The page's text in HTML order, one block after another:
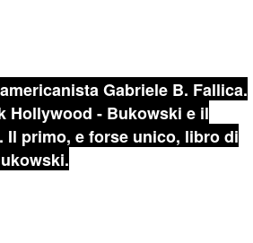
Gabriele B. Fallica.
Hollywood - Bukowski e il
Il primo, e forse unico, libro di